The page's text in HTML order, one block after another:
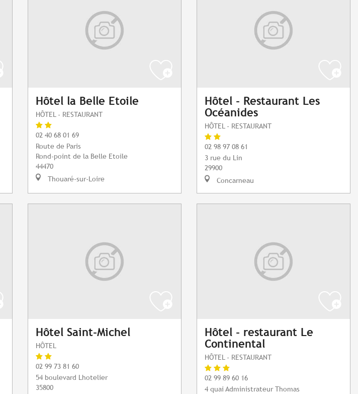
Hôtel la Belle Etoile
HÔTEL - RESTAURANT
02 40 68 01 69
Route de Paris
Rond-point de la Belle Etoile
44470
Thouaré-sur-Loire
Hôtel - Restaurant Les
Océanides
HÔTEL - RESTAURANT
02 98 97 08 61
3 rue du Lin
29900
Concarneau
Hôtel Saint-Michel
HÔTEL
02 99 73 81 60
54 boulevard Lhotelier
35800
Hôtel - restaurant Le
Continental
HÔTEL - RESTAURANT
02 99 89 60 16
4 quai Administrateur Thomas